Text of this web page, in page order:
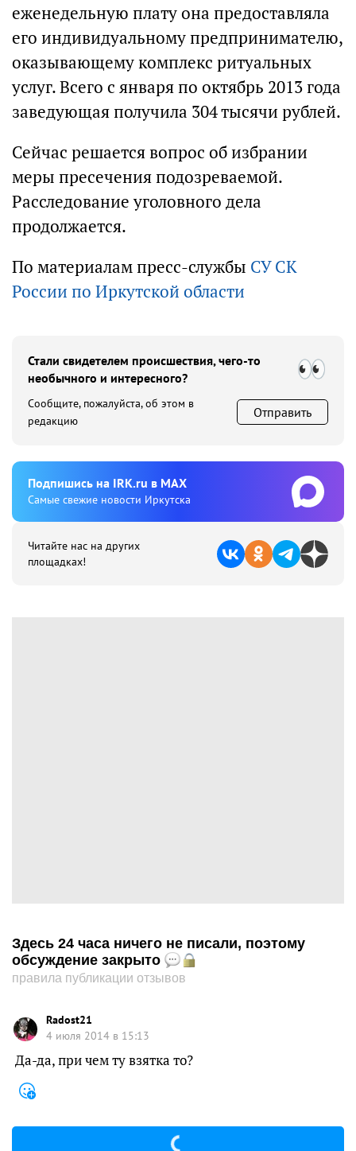
еженедельную плату она предоставляла
его индивидуальному предпринимателю,
оказывающему комплекс ритуальных
услуг. Всего с января по октябрь 2013 года
заведующая получила 304 тысячи рублей.
Сейчас решается вопрос об избрании
меры пресечения подозреваемой.
Расследование уголовного дела
продолжается.
По материалам пресс-службы СУ СК
России по Иркутской области
Стали свидетелем происшествия, чего-то
необычного и интересного?
Сообщите, пожалуйста, об этом в
редакцию
Отправить
Подпишиcь на IRK.ru в MAX
Cамые свежие новости Иркутска
Читайте нас на других
площадках!
Здесь 24 часа ничего не писали, поэтому
обсуждение закрыто
правила публикации отзывов
Radost21
4 июля 2014 в 15:13
Да-да, при чем ту взятка то?